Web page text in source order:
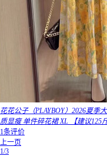
花花公子（PLAYBOY）2026夏季
质显瘦 单件碎花裙 XL 【建议125
1条评价
上一页
1/3